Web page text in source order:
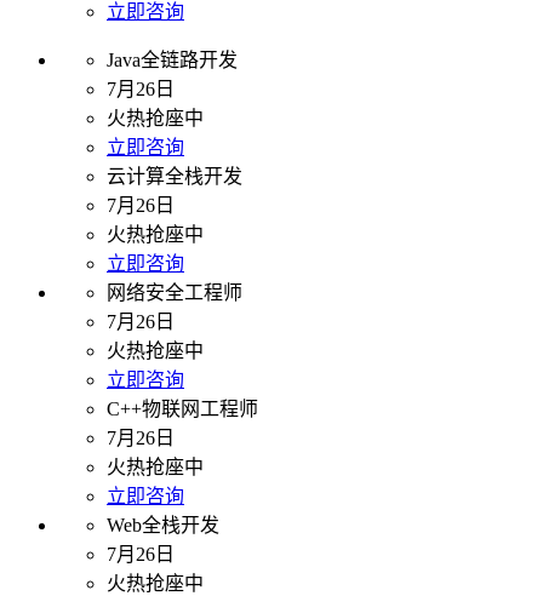
立即咨询
Java全链路开发
7月26日
火热抢座中
立即咨询
云计算全栈开发
7月26日
火热抢座中
立即咨询
网络安全工程师
7月26日
火热抢座中
立即咨询
C++物联网工程师
7月26日
火热抢座中
立即咨询
Web全栈开发
7月26日
火热抢座中